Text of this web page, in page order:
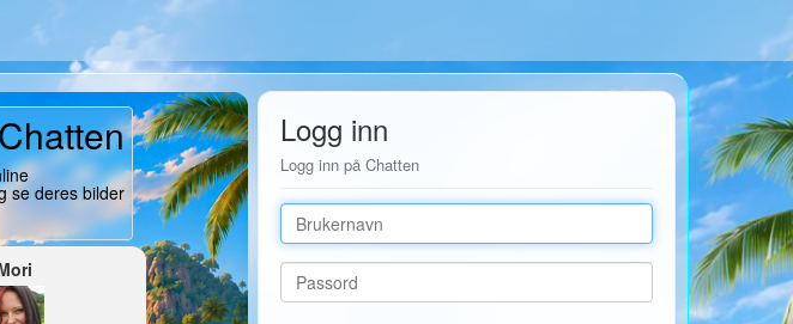
se deres bilder
Logg inn
Logg inn på Chatten
Brukernavn
Passord